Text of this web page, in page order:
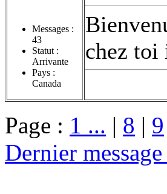
Messages :
43
Statut :
Arrivante
Pays :
Canada
chez toi
Page : 1 ... | 8 | 9
Dernier message